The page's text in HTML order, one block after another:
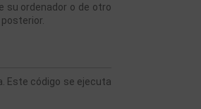
su ordenador o de otro
Este código se ejecuta